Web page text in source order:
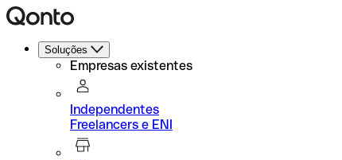
Soluções
Empresas existentes
Independentes
Freelancers e ENI